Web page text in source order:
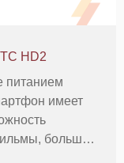
HD2
питанием
имеет
большой